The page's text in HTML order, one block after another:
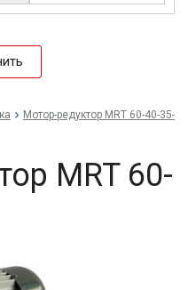
Мо­тор-ре­дук­тор MRT 60-40-35-
MRT 60-